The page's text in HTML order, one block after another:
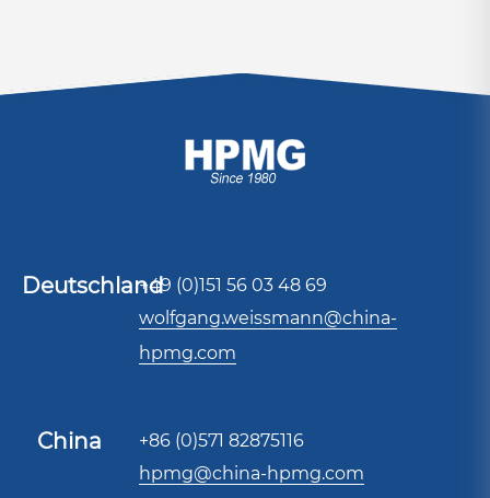
Deutschland+49 (0)151 56 03 48 69
wolfgang.weissmann@china-
hpmg.com
China
+86 (0)571 82875116
hpmg@china-hpmg.com